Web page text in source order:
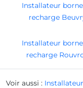
Installateur
recharge
Installateur
recharge
Voir aussi :